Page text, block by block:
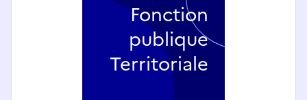
Fonction
publique
Territoriale